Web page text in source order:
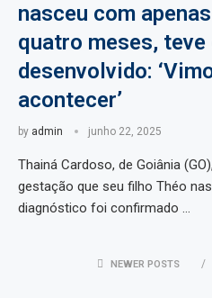
nasceu com
quatro meses, teve
desenvolvido:
acontecer’
by admin junho 22, 2025
Thainá Cardoso, de Goiânia
gestação que seu filho Théo
diagnóstico foi confirmado …
NEWER POSTS